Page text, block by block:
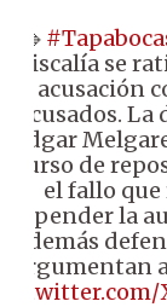
🔹️
fiscalía se
acusación
acusados.
Edgar
de
el fallo que
la
demás
argumentan